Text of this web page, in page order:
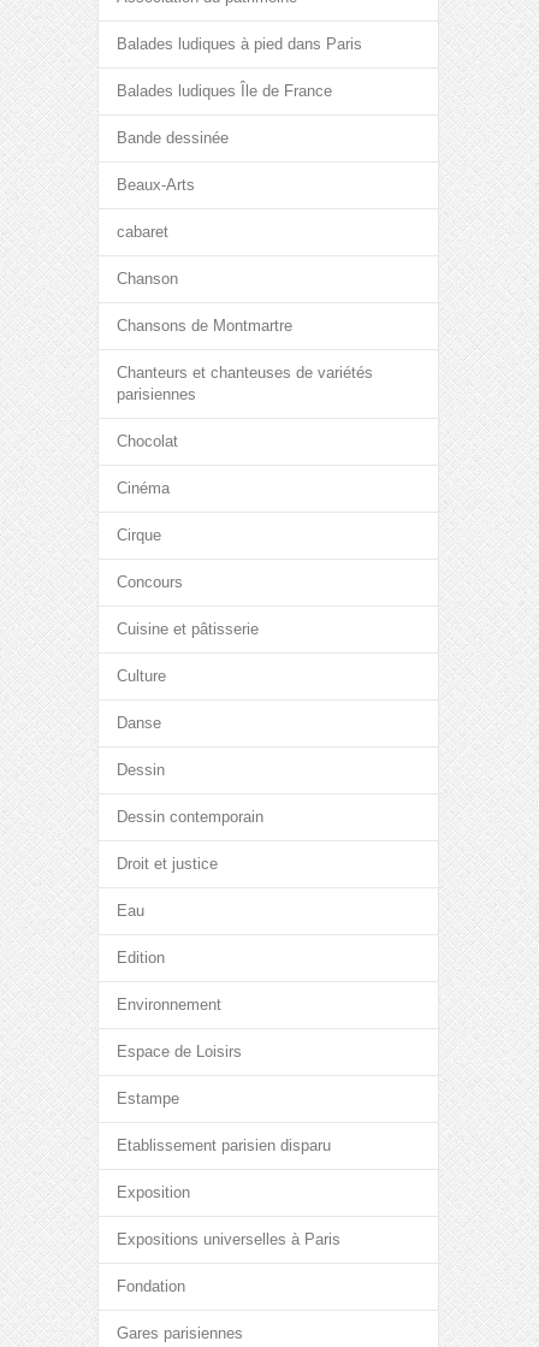
Balades ludiques à pied dans Paris
Balades ludiques Île de France
Bande dessinée
Beaux-Arts
cabaret
Chanson
Chansons de Montmartre
Chanteurs et chanteuses de variétés
parisiennes
Chocolat
Cinéma
Cirque
Concours
Cuisine et pâtisserie
Culture
Danse
Dessin
Dessin contemporain
Droit et justice
Eau
Edition
Environnement
Espace de Loisirs
Estampe
Etablissement parisien disparu
Exposition
Expositions universelles à Paris
Fondation
Gares parisiennes